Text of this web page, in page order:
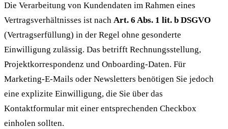
Die Verarbeitung von Kundendaten im Rahmen eines
Vertragsverhältnisses ist nach Art. 6 Abs. 1 lit. b DSGVO
(Vertragserfüllung) in der Regel ohne gesonderte
Einwilligung zulässig. Das betrifft Rechnungsstellung,
Projektkorrespondenz und Onboarding-Daten. Für
Marketing-E-Mails oder Newsletters benötigen Sie jedoch
eine explizite Einwilligung, die Sie über das
Kontaktformular mit einer entsprechenden Checkbox
einholen sollten.